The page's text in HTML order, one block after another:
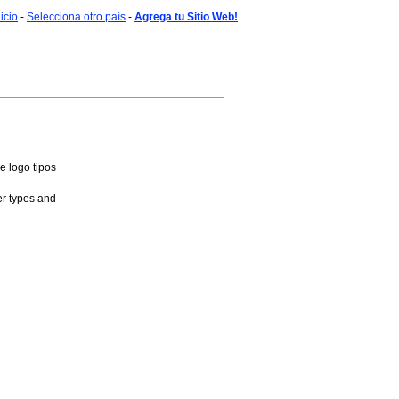
- Selecciona otro país - Agrega tu Sitio Web!
logo tipos
types and